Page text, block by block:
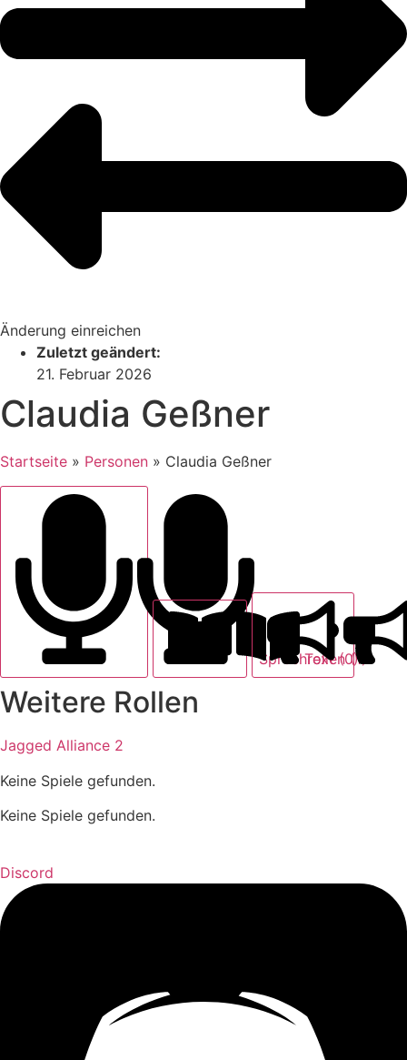
Änderung einreichen
Zuletzt geändert:
21. Februar 2026
Claudia Geßner
Startseite » Personen » Claudia Geßner
Sprechrollen (1)
Text (0)
Weitere Rollen
Jagged Alliance 2
Keine Spiele gefunden.
Keine Spiele gefunden.
Discord